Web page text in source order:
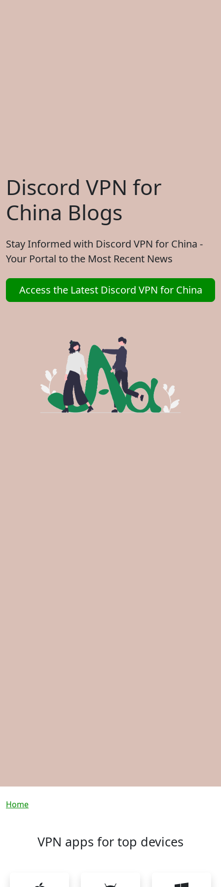
Discord VPN for
China Blogs
Stay Informed with Discord VPN for China -
Your Portal to the Most Recent News
Access the Latest Discord VPN for China
Breadcrumb
Home
VPN apps for top devices